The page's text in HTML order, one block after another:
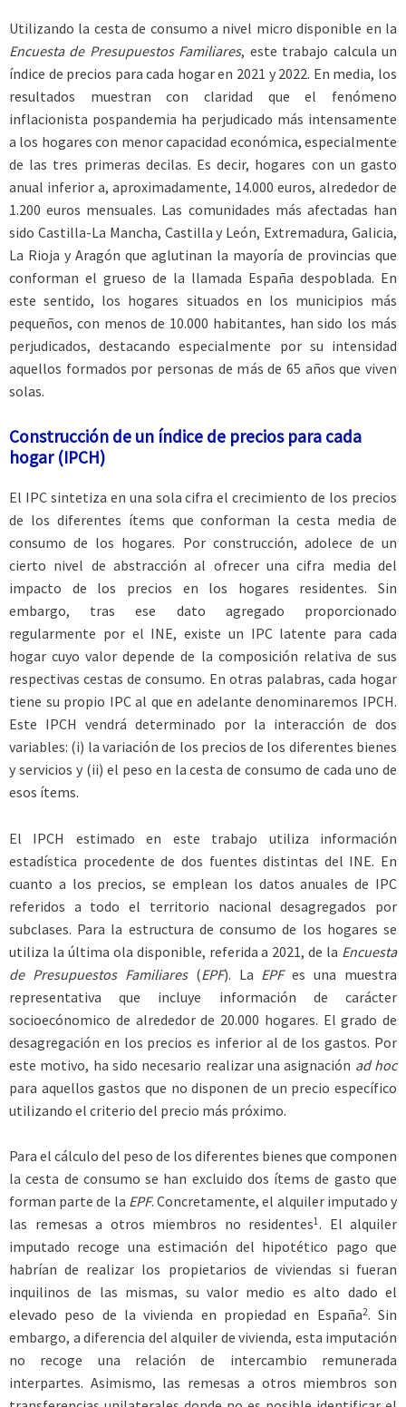
Utilizando la cesta de consumo a nivel micro disponible en la
Encuesta de Presupuestos Familiares, este trabajo calcula un
índice de precios para cada hogar en 2021 y 2022. En media, los
resultados muestran con claridad que el fenómeno
inflacionista pospandemia ha perjudicado más intensamente
a los hogares con menor capacidad económica, especialmente
de las tres primeras decilas. Es decir, hogares con un gasto
anual inferior a, aproximadamente, 14.000 euros, alrededor de
1.200 euros mensuales. Las comunidades más afectadas han
sido Castilla-La Mancha, Castilla y León, Extremadura, Galicia,
La Rioja y Aragón que aglutinan la mayoría de provincias que
conforman el grueso de la llamada España despoblada. En
este sentido, los hogares situados en los municipios más
pequeños, con menos de 10.000 habitantes, han sido los más
perjudicados, destacando especialmente por su intensidad
aquellos formados por personas de más de 65 años que viven
solas.
Construcción de un índice de precios para cada
hogar (IPCH)
El IPC sintetiza en una sola cifra el crecimiento de los precios
de los diferentes ítems que conforman la cesta media de
consumo de los hogares. Por construcción, adolece de un
cierto nivel de abstracción al ofrecer una cifra media del
impacto de los precios en los hogares residentes. Sin
embargo, tras ese dato agregado proporcionado
regularmente por el INE, existe un IPC latente para cada
hogar cuyo valor depende de la composición relativa de sus
respectivas cestas de consumo. En otras palabras, cada hogar
tiene su propio IPC al que en adelante denominaremos IPCH.
Este IPCH vendrá determinado por la interacción de dos
variables: (i) la variación de los precios de los diferentes bienes
y servicios y (ii) el peso en la cesta de consumo de cada uno de
esos ítems.
El IPCH estimado en este trabajo utiliza información
estadística procedente de dos fuentes distintas del INE. En
cuanto a los precios, se emplean los datos anuales de IPC
referidos a todo el territorio nacional desagregados por
subclases. Para la estructura de consumo de los hogares se
utiliza la última ola disponible, referida a 2021, de la Encuesta
de Presupuestos Familiares (EPF). La EPFes una muestra
representativa que incluye información de carácter
socioecónomico de alrededor de 20.000 hogares. El grado de
desagregación en los precios es inferior al de los gastos. Por
este motivo, ha sido necesario realizar una asignación ad hoc
para aquellos gastos que no disponen de un precio específico
utilizando el criterio del precio más próximo.
Para el cálculo del peso de los diferentes bienes que componen
la cesta de consumo se han excluido dos ítems de gasto que
forman parte de la EPF. Concretamente, el alquiler imputado y
las remesas a otros miembros no residentes1 . El alquiler
imputado recoge una estimación del hipotético pago que
habrían de realizar los propietarios de viviendas si fueran
inquilinos de las mismas, su valor medio es alto dado el
elevado peso de la vivienda en propiedad en España2. Sin
embargo, a diferencia del alquiler de vivienda, esta imputación
no recoge una relación de intercambio remunerada
interpartes. Asimismo, las remesas a otros miembros son